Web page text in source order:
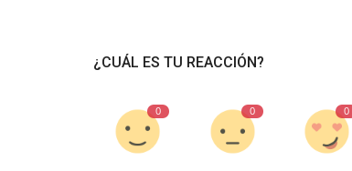
¿CUÁL ES TU REACCIÓN?
0 0 0